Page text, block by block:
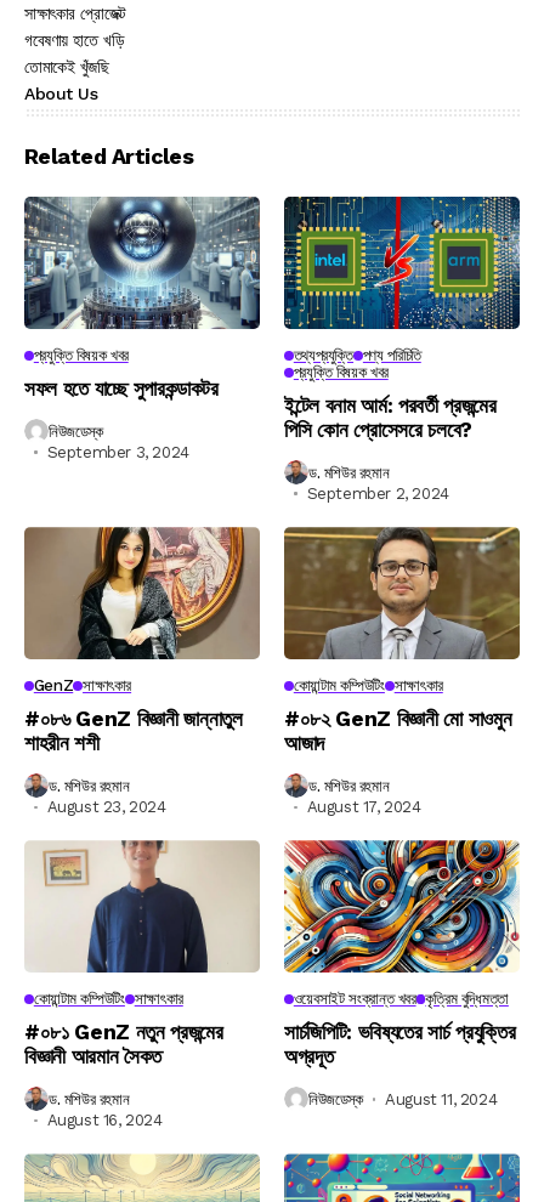
সাক্ষাৎকার প্রোজেক্ট
গবেষণায় হাতে খড়ি
তোমাকেই খুঁজছি
About Us
Related Articles
প্রযুক্তি বিষয়ক খবর
সফল হতে যাচ্ছে সুপারকন্ডাকটর
নিউজডেস্ক
September 3, 2024
তথ্যপ্রযুক্তি পণ্য পরিচিতি
প্রযুক্তি বিষয়ক খবর
ইন্টেল বনাম আর্ম: পরবর্তী প্রজন্মের
পিসি কোন প্রোসেসরে চলবে?
ড. মশিউর রহমান
September 2, 2024
GenZ সাক্ষাৎকার
#০৮৬ GenZ বিজ্ঞানী জান্নাতুল
শাহরীন শশী
ড. মশিউর রহমান
August 23, 2024
কোয়ান্টাম কম্পিউটিং সাক্ষাৎকার
#০৮২ GenZ বিজ্ঞানী মো সাওমুন
আজাদ
ড. মশিউর রহমান
August 17, 2024
কোয়ান্টাম কম্পিউটিং সাক্ষাৎকার
#০৮১ GenZ নতুন প্রজন্মের
বিজ্ঞানী আরমান সৈকত
ড. মশিউর রহমান
August 16, 2024
ওয়েবসাইট সংক্রান্ত খবর কৃত্রিম বুদ্ধিমত্তা
সার্চজিপিটি: ভবিষ্যতের সার্চ প্রযুক্তির
অগ্রদূত
নিউজডেস্ক August 11, 2024